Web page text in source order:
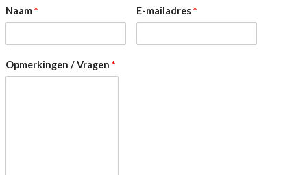
Naam* E-mailadres*
Opmerkingen / Vragen *